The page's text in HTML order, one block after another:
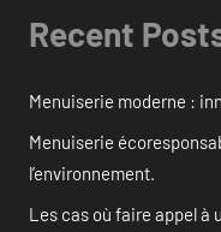
Recent
Menuiserie moderne :
Menuiserie
l’environnement.
Les cas où faire appel à